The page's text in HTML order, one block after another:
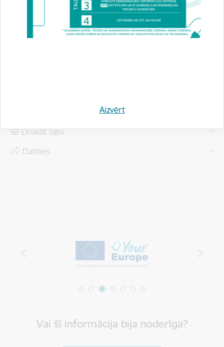
Aizvērt
Pārvades, uzglabāšanas, sadales un lietotāju
gāzapgādes sistēmas un naftas apgādes
Drukāt lapu
Dalīties
Vai šī informācija bija noderīga?